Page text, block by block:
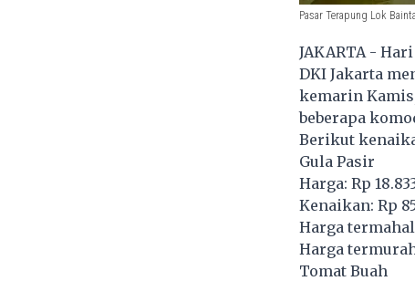
Pasar Terapung Lok
JAKARTA -
DKI Jakarta
kemarin
beberapa
Berikut
Gula Pasir
Harga: Rp
Kenaikan: Rp
Harga
Harga
Tomat Buah